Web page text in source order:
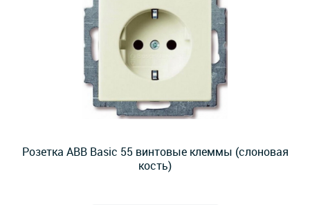
Розетка ABB Basic 55 винтовые клеммы (слоновая
кость)